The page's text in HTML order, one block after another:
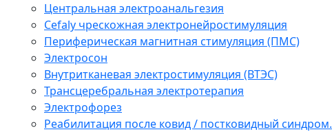
Центральная электроанальгезия
Cefaly чреcкожная электронейростимуляция
Периферическая магнитная стимуляция (ПМС)
Электросон
Внутритканевая электростимуляция (ВТЭС)
Трансцеребральная электротерапия
Электрофорез
Реабилитация после ковид / постковидный синдром.